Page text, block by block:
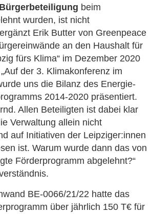
beim
wurden, ist nicht
Erik Butter von Greenpeace
an den Haushalt für
fürs Klima“ im Dezember 2020
der 3. Klimakonferenz im
uns die Bilanz des Energie-
2014-2020 präsentiert.
Allen Beteiligten ist dabei klar
Verwaltung allein nicht
auf Initiativen der Leipziger:innen
ist. Warum wurde dann das von
Förderprogramm abgelehnt?“
BE-0066/21/22 hatte das
über jährlich 150 T€ für